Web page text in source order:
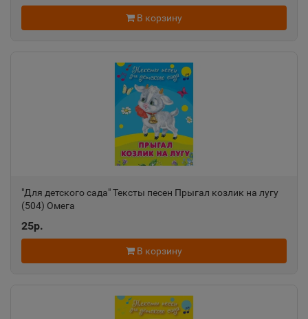
В корзину
"Для детского сада" Тексты песен Прыгал козлик на лугу
(504) Омега
25р.
В корзину